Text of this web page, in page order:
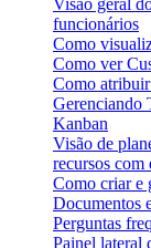
funcionários
Como
Como ver
Como
Gerenciando
Kanban
Visão de
recursos com
Como criar e
Documentos
Perguntas
Painel lateral